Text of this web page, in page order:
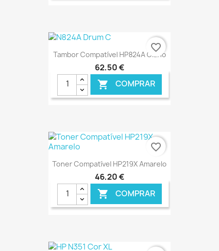
€ ONLINE
Tambor Compatível HP824A Ciano
62,50 €
 COMPRAR
€ ONLINE
favorite_border
Toner Compatível HP219X Amarelo
46,20 €
 COMPRAR
favorite_border